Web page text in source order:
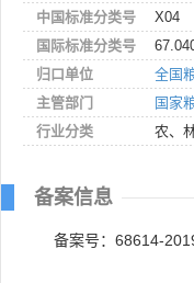
中国标准分类号
X04
国际标准分类号
归口单位
全国
主管部门
国家
行业分类
农、
备案信息
备案号：68614-